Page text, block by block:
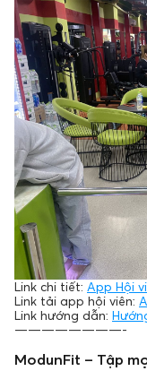
Link chi tiết: App Hội
Link tải app hội viên:
Link hướng dẫn:
————————-
ModunFit – Tập